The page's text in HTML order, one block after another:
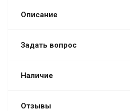
Описание
Задать вопрос
Наличие
Отзывы